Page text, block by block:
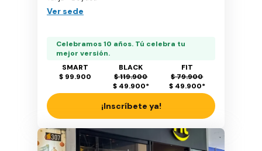
Ver sede
Celebramos 10 años. Tú celebra tu
mejor versión.
SMART
$ 99.900
BLACK
$ 119.900
$ 49.900*
FIT
$ 79.900
$ 49.900*
¡Inscríbete ya!